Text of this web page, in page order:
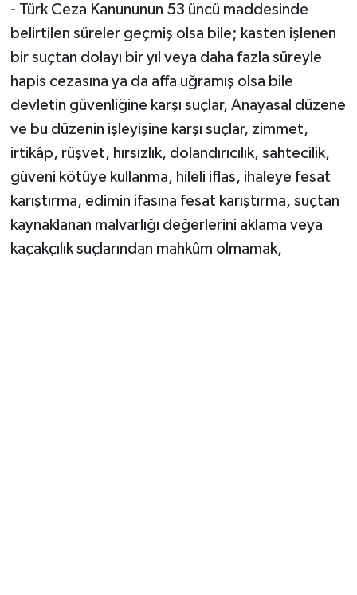
- Türk Ceza Kanununun 53 üncü maddesinde
belirtilen süreler geçmiş olsa bile; kasten işlenen
bir suçtan dolayı bir yıl veya daha fazla süreyle
hapis cezasına ya da affa uğramış olsa bile
devletin güvenliğine karşı suçlar, Anayasal düzene
ve bu düzenin işleyişine karşı suçlar, zimmet,
irtikâp, rüşvet, hırsızlık, dolandırıcılık, sahtecilik,
güveni kötüye kullanma, hileli iflas, ihaleye fesat
karıştırma, edimin ifasına fesat karıştırma, suçtan
kaynaklanan malvarlığı değerlerini aklama veya
kaçakçılık suçlarından mahkûm olmamak,